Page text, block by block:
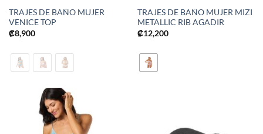
TRAJES DE BAÑO MUJER
VENICE TOP
₡8,900
TRAJES DE BAÑO MUJER MIZI
METALLIC RIB AGADIR
₡12,200